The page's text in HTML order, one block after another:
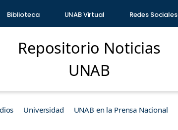
Biblioteca UNAB Virtual Redes Sociales
Repositorio Noticias
UNAB
Universidad UNAB en la Prensa Nacional